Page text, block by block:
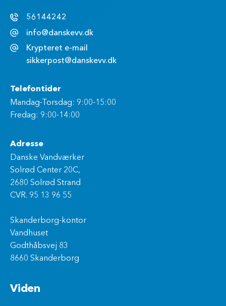
56144242
info@danskevv.dk
Krypteret e-mail
sikkerpost@danskevv.dk
Telefontider
Mandag-Torsdag: 9:00-15:00
Fredag: 9:00-14:00
Adresse
Danske Vandværker
Solrød Center 20C,
2680 Solrød Strand
CVR. 95 13 96 55
Skanderborg-kontor
Vandhuset
Godthåbsvej 83
8660 Skanderborg
Viden